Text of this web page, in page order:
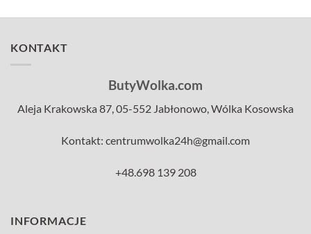
KONTAKT
ButyWolka.com
Aleja Krakowska 87, 05-552 Jabłonowo, Wólka Kosowska
Kontakt: centrumwolka24h@gmail.com
+48.698 139 208
INFORMACJE